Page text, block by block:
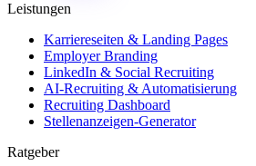
Leistungen
Karriereseiten & Landing Pages
Employer Branding
LinkedIn & Social Recruiting
AI-Recruiting & Automatisierung
Recruiting Dashboard
Stellenanzeigen-Generator
Ratgeber